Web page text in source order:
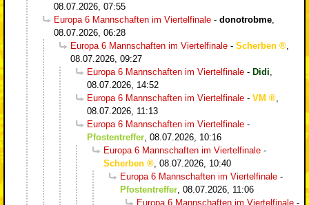
08.07.2026, 07:55
Europa 6 Mannschaften im Viertelfinale - donotrobme
08.07.2026, 06:28
Europa 6 Mannschaften im Viertelfinale - Scherben
08.07.2026, 09:27
Europa 6 Mannschaften im Viertelfinale - Didi
08.07.2026, 14:52
Europa 6 Mannschaften im Viertelfinale - VM
08.07.2026, 11:13
Europa 6 Mannschaften im Viertelfinale -
Pfostentreffer 08.07.2026, 10:16
Europa 6 Mannschaften im Viertelfinale -
Scherben
08.07.2026, 10:40
Europa 6 Mannschaften im Viertelfinale -
Pfostentreffer 08.07.2026, 11:06
Europa 6 Mannschaften im Viertelfinale -